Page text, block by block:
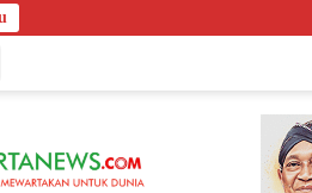
Indosat,